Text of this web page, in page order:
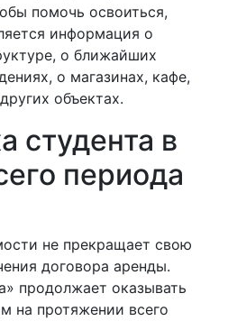
помочь освоиться,
информация о
о ближайших
о магазинах, кафе,
объектах.
студента в
периода
не прекращает свою
договора аренды.
продолжает оказывать
на протяжении всего